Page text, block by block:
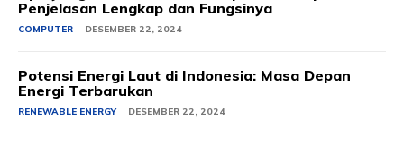
Penjelasan Lengkap dan Fungsinya
COMPUTER DESEMBER 22, 2024
Potensi Energi Laut di Indonesia: Masa Depan
Energi Terbarukan
RENEWABLE ENERGY DESEMBER 22, 2024